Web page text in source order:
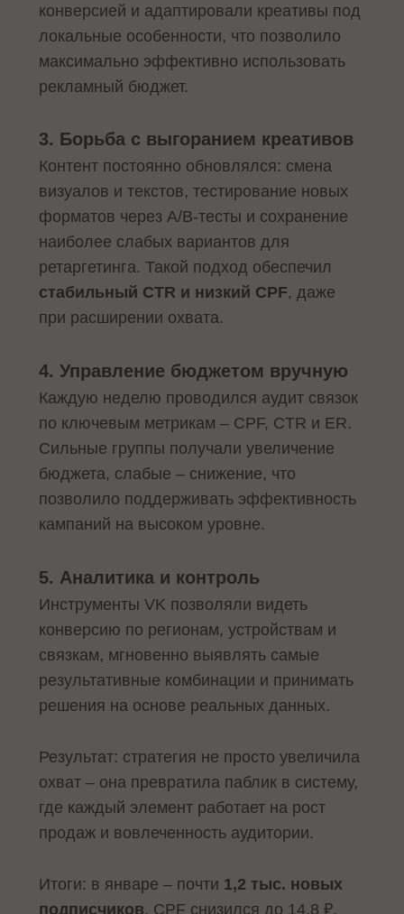
конверсией и адаптировали креативы под
локальные особенности, что позволило
максимально эффективно использовать
рекламный бюджет.
3. Борьба с выгоранием креативов
Контент постоянно обновлялся: смена
визуалов и текстов, тестирование новых
форматов через A/B-тесты и сохранение
наиболее слабых вариантов для
ретаргетинга. Такой подход обеспечил
стабильный CTR и низкий CPF, даже
при расширении охвата.
4. Управление бюджетом вручную
Каждую неделю проводился аудит связок
по ключевым метрикам – CPF, CTR и ER.
Сильные группы получали увеличение
бюджета, слабые – снижение, что
позволило поддерживать эффективность
кампаний на высоком уровне.
5. Аналитика и контроль
Инструменты VK позволяли видеть
конверсию по регионам, устройствам и
связкам, мгновенно выявлять самые
результативные комбинации и принимать
решения на основе реальных данных.
Результат: стратегия не просто увеличила
охват – она превратила паблик в систему,
где каждый элемент работает на рост
продаж и вовлеченность аудитории.
Итоги: в январе – почти 1,2 тыс. новых
подписчиков, CPF снизился до 14,8 ₽,